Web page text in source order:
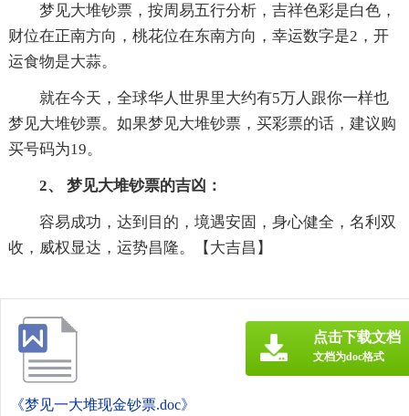
梦见大堆钞票，按周易五行分析，吉祥色彩是白色，
财位在正南方向，桃花位在东南方向，幸运数字是2，开
运食物是大蒜。
就在今天，全球华人世界里大约有5万人跟你一样也
梦见大堆钞票。如果梦见大堆钞票，买彩票的话，建议购
买号码为19。
2、 梦见大堆钞票的吉凶：
容易成功，达到目的，境遇安固，身心健全，名利双
收，威权显达，运势昌隆。【大吉昌】
《梦见一大堆现金钞票.doc》
点击下载文档
文档为doc格式